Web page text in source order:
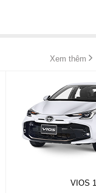
Xem thêm
VIOS